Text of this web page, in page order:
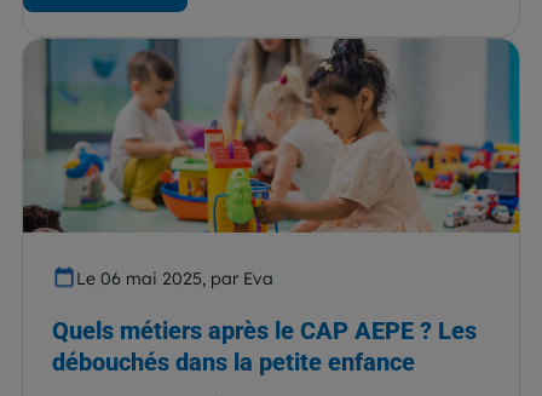
Le 06 mai 2025, par Eva
Quels métiers après le CAP AEPE ? Les
débouchés dans la petite enfance